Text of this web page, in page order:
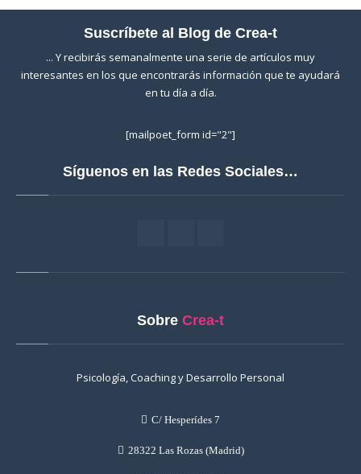
Suscríbete al Blog de Crea-t
... Y recibirás semanalmente una serie de artículos muy
interesantes en los que encontrarás información que te ayudará
en tu día a día.
[mailpoet_form id="2"]
Síguenos en las Redes Sociales…
Sobre Crea-t
Psicología, Coaching y Desarrollo Personal
C/ Hesperídes 7
28322 Las Rozas (Madrid)